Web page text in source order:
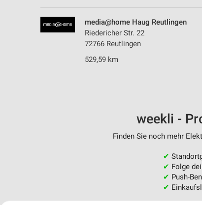
media@home Haug Reutlingen
Riedericher Str. 22
72766 Reutlingen
529,59 km
weekli -
Finden Sie noch mehr
✔
✔ Folge
✔ Push-
✔